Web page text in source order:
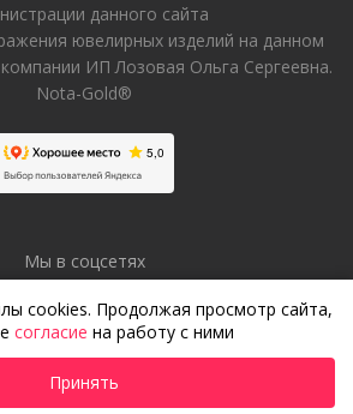
данного сайта
ювелирных изделий на данном
ИП Лозовая Ольга Сергеевна.
Nota-Gold®
Мы в соцсетях
cookies. Продолжая просмотр сайта,
согласие на работу с ними
Принять